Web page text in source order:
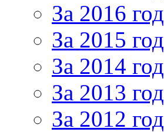
За 2016 год
За 2015 год
За 2014 год
За 2013 год
За 2012 год